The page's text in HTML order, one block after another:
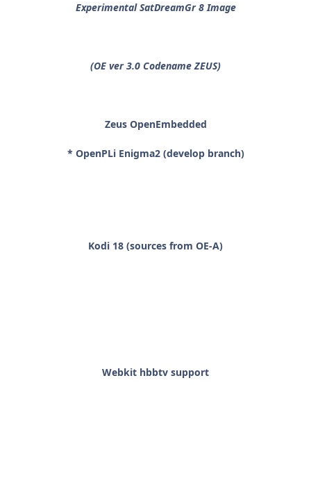
Experimental SatDreamGr 8 Image
(OE ver 3.0 Codename ZEUS)
Zeus OpenEmbedded
* OpenPLi Enigma2 (develop branch)
Kodi 18 (sources from OE-A)
Webkit hbbtv support